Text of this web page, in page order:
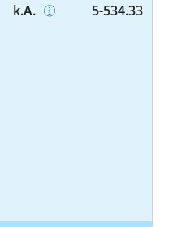
k.A. 5-534.33